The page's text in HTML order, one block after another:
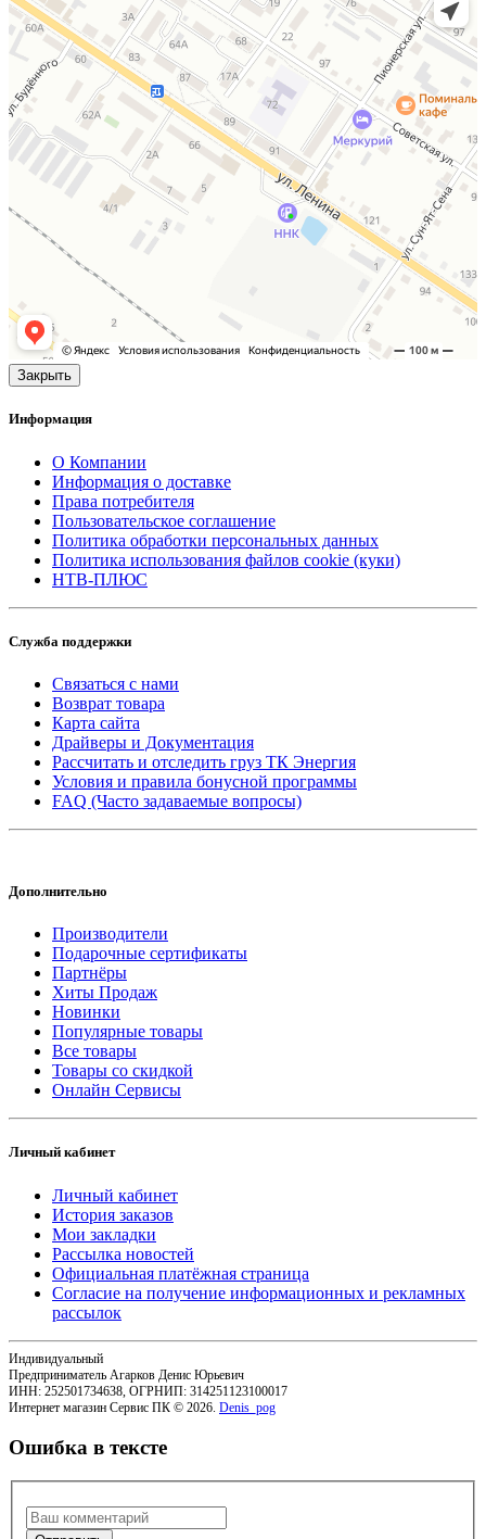
Закрыть
Информация
О Компании
Информация о доставке
Права потребителя
Пользовательское соглашение
Политика обработки персональных данных
Политика использования файлов cookie (куки)
НТВ-ПЛЮС
Служба поддержки
Связаться с нами
Возврат товара
Карта сайта
Драйверы и Документация
Рассчитать и отследить груз ТК Энергия
Условия и правила бонусной программы
FAQ (Часто задаваемые вопросы)
Дополнительно
Производители
Подарочные сертификаты
Партнёры
Хиты Продаж
Новинки
Популярные товары
Все товары
Товары со скидкой
Онлайн Сервисы
Личный кабинет
Личный кабинет
История заказов
Мои закладки
Рассылка новостей
Официальная платёжная страница
Согласие на получение информационных и рекламных
рассылок
Индивидуальный
Предприниматель Агарков Денис Юрьевич
ИНН: 252501734638, ОГРНИП: 314251123100017
Интернет магазин Сервис ПК © 2026. Denis_pog
Ошибка в тексте